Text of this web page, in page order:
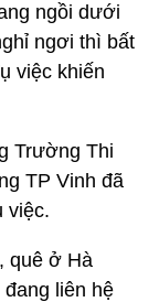
ngồi dưới
ngơi thì bất
việc khiến
Trường Thi
TP Vinh đã
việc.
quê ở Hà
liên hệ